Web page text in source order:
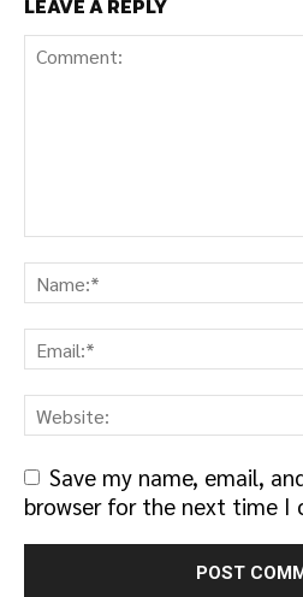
LEAVE A REPLY
Save my name, email,
browser for the next time I